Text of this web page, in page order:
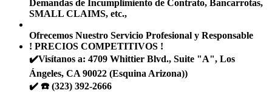
Demandas de Incumplimiento de Contrato, Bancarrotas,
SMALL CLAIMS, etc.,
Ofrecemos Nuestro Servicio Profesional y Responsable
! PRECIOS COMPETITIVOS !
✔️Visítanos a: 4709 Whittier Blvd., Suite "A", Los
Ángeles, CA 90022 (Esquina Arizona))
✔️ ☎️ (323) 392-2666